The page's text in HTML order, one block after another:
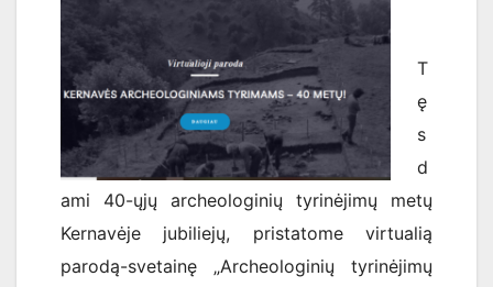
T
ę
s
d
ami 40-ųjų archeologinių tyrinėjimų metų
Kernavėje jubiliejų, pristatome virtualią
parodą-svetainę „Archeologinių tyrinėjimų